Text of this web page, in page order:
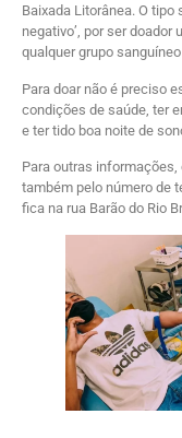
Baixada Litorânea. O tipo
negativo’, por ser doador
qualquer grupo
Para doar não é preciso
condições de saúde, ter
e ter tido boa noite de
Para outras
também pelo número de
fica na rua Barão do Rio